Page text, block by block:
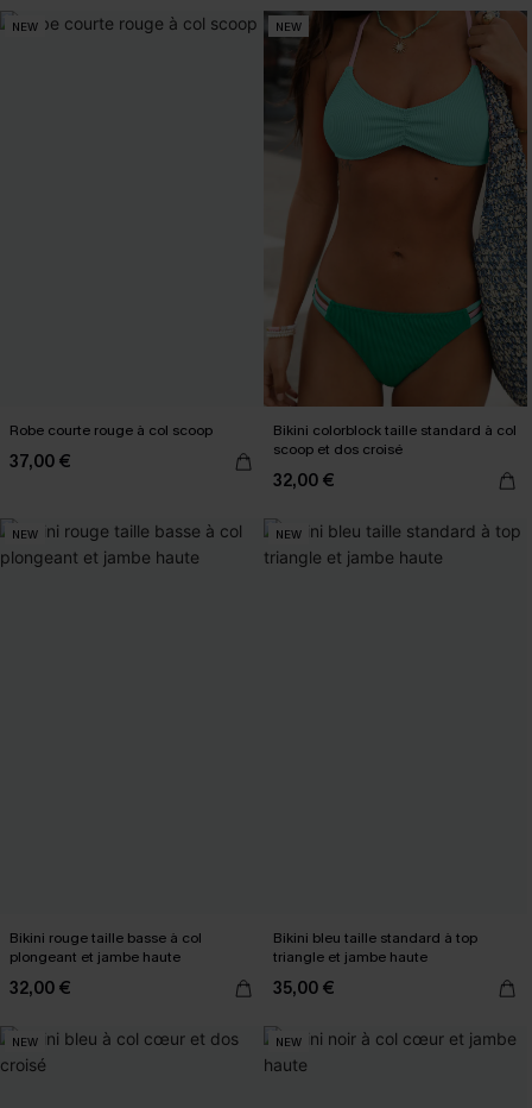
NEW
Robe courte rouge à col scoop
37,00 €
NEW
Bikini colorblock taille standard à col
scoop et dos croisé
32,00 €
NEW
Bikini rouge taille basse à col
plongeant et jambe haute
32,00 €
NEW
Bikini bleu taille standard à top
triangle et jambe haute
35,00 €
NEW NEW